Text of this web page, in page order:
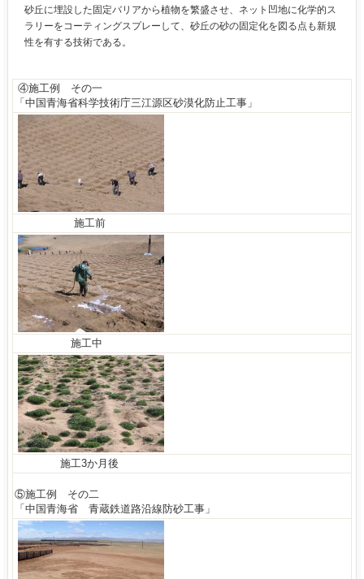
砂丘に埋設した固定バリアから植物を繁盛させ、ネット凹地に化学的ス
ラリーをコーティングスプレーして、砂丘の砂の固定化を図る点も新規
性を有する技術である。
④施工例 その一
「中国青海省科学技術庁三江源区砂漠化防止工事」
施工前
施工中
施工3か月後
⑤施工例 その二
「中国青海省 青蔵鉄道路沿線防砂工事」